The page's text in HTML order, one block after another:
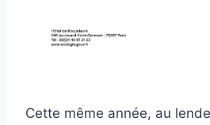
Cette même année, au